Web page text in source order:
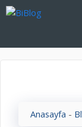
İçeriğe
Anasayfa -